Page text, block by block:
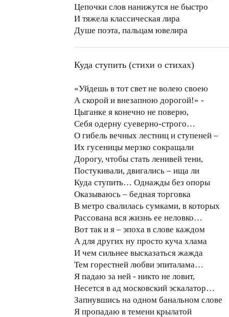
Цепочки слов нанижутся не быстро
И тяжела классическая лира
Душе поэта, пальцам ювелира
Куда ступить (стихи о стихах)
«Уйдешь в тот свет не волею своею
А скорой и внезапною дорогой!» -
Цыганке я конечно не поверю,
Себя одерну cуеверно-строго…
О гибель вечных лестниц и ступеней –
Их гусеницы мерзко сокращали
Дорогу, чтобы стать ленивей тени,
Постукивали, двигались – ища ли
Куда ступить… Однажды без опоры
Оказываюсь – бедная торговка
В метро свалилась сумками, в которых
Рассована вся жизнь ее неловко…
Вот так и я – эпоха в слове каждом
А для других ну просто куча хлама
И чем сильнее высказаться жажда
Тем горестней любви эпиталама…
Я падаю за ней - никто не ловит,
Несется в ад московский эскалатор…
Запнувшись на одном банальном слове
Я пропадаю в темени крылатой